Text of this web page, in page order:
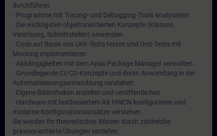
durchführen
- Programme mit Tracing- und Debugging-Tools analysieren
- Die wichtigsten objektorientierten Konzepte (Klassen,
Vererbung, Schnittstellen) anwenden
- Code auf Basis von Unit-Tests testen und Unit-Tests mit
Mocking implementieren
- Abhängigkeiten mit dem Apax Package Manager verwalten
- Grundlegende CI/CD-Konzepte und deren Anwendung in der
Automatisierungsentwicklung verstehen
- Eigene Bibliotheken erstellen und veröffentlichen
- Hardware mit textbasiertem AX HWCN konfigurieren und
moderne Konfigurationsansätze verstehen
Sie werden Ihr theoretisches Wissen durch zahlreiche
praxisorientierte Übungen vertiefen.